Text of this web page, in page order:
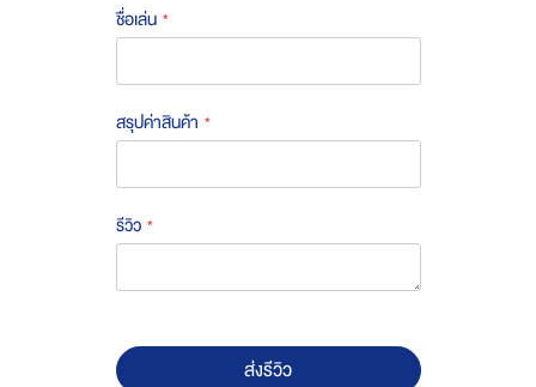
ชื่อเล่น
สรุปค่าสินค้า
รีวิว
ส่งรีวิว